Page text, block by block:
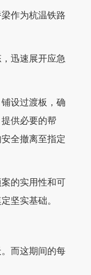
作为杭温铁路
迅速展开应急
设过渡板，确
供必要的帮
全撤离至指定
的实用性和可
坚实基础。
而这期间的每